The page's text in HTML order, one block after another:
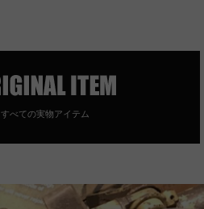
すべての実物アイテム